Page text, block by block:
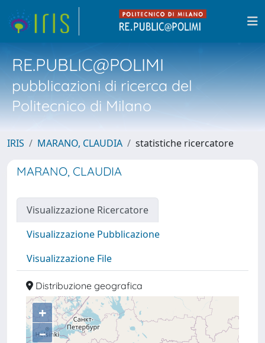
RE.PUBLIC@POLIMI
pubblicazioni di ricerca del
Politecnico di Milano
IRIS MARANO, CLAUDIA statistiche ricercatore
MARANO, CLAUDIA
Visualizzazione Ricercatore
Visualizzazione Pubblicazione
Visualizzazione File
Distribuzione geografica
+
–